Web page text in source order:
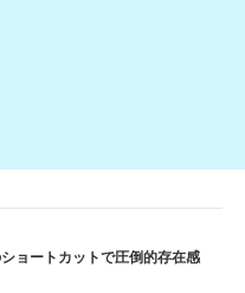
ョートカットで圧倒的存在感